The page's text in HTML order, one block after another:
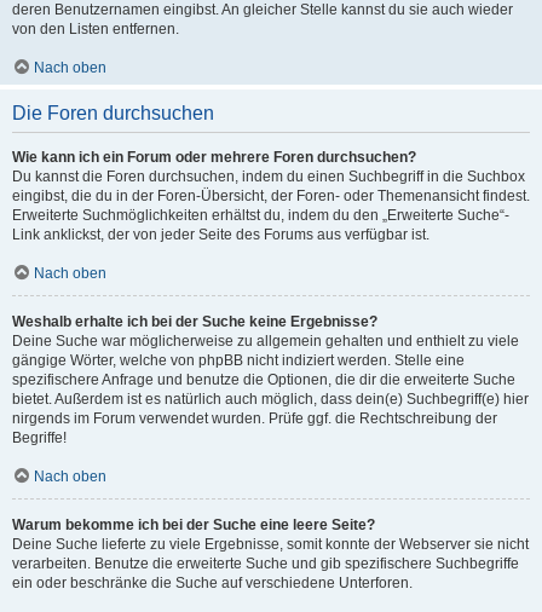
deren Benutzernamen eingibst. An gleicher Stelle kannst du sie auch wieder
von den Listen entfernen.
Nach oben
Die Foren durchsuchen
Wie kann ich ein Forum oder mehrere Foren durchsuchen?
Du kannst die Foren durchsuchen, indem du einen Suchbegriff in die Suchbox
eingibst, die du in der Foren-Übersicht, der Foren- oder Themenansicht findest.
Erweiterte Suchmöglichkeiten erhältst du, indem du den „Erweiterte Suche“-
Link anklickst, der von jeder Seite des Forums aus verfügbar ist.
Nach oben
Weshalb erhalte ich bei der Suche keine Ergebnisse?
Deine Suche war möglicherweise zu allgemein gehalten und enthielt zu viele
gängige Wörter, welche von phpBB nicht indiziert werden. Stelle eine
spezifischere Anfrage und benutze die Optionen, die dir die erweiterte Suche
bietet. Außerdem ist es natürlich auch möglich, dass dein(e) Suchbegriff(e) hier
nirgends im Forum verwendet wurden. Prüfe ggf. die Rechtschreibung der
Begriffe!
Nach oben
Warum bekomme ich bei der Suche eine leere Seite?
Deine Suche lieferte zu viele Ergebnisse, somit konnte der Webserver sie nicht
verarbeiten. Benutze die erweiterte Suche und gib spezifischere Suchbegriffe
ein oder beschränke die Suche auf verschiedene Unterforen.